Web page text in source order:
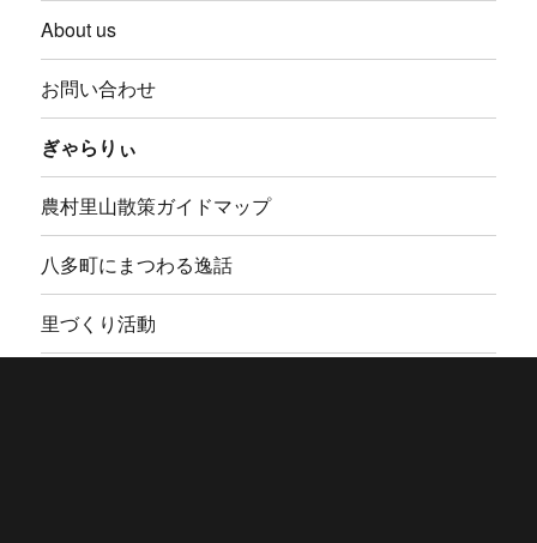
About us
お問い合わせ
ぎゃらりぃ
農村里山散策ガイドマップ
八多町にまつわる逸話
里づくり活動